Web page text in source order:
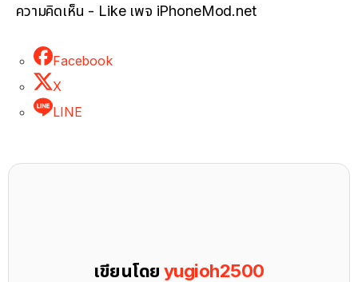
ความคิดเห็น - Like เพจ iPhoneMod.net
Facebook
X
LINE
เขียนโดยyugioh2500